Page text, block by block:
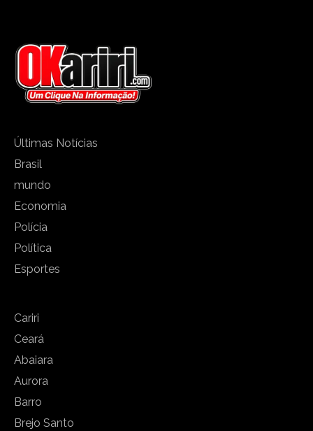
Últimas Notícias
Brasil
mundo
Economia
Polícia
Política
Esportes
Cariri
Ceará
Abaiara
Aurora
Barro
Brejo Santo